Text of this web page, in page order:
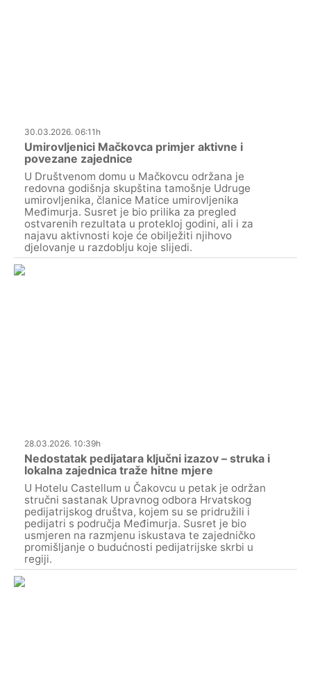
30.03.2026. 06:11h
Umirovljenici Mačkovca primjer aktivne i
povezane zajednice
U Društvenom domu u Mačkovcu održana je
redovna godišnja skupština tamošnje Udruge
umirovljenika, članice Matice umirovljenika
Međimurja. Susret je bio prilika za pregled
ostvarenih rezultata u protekloj godini, ali i za
najavu aktivnosti koje će obilježiti njihovo
djelovanje u razdoblju koje slijedi.
28.03.2026. 10:39h
Nedostatak pedijatara ključni izazov – struka i
lokalna zajednica traže hitne mjere
U Hotelu Castellum u Čakovcu u petak je održan
stručni sastanak Upravnog odbora Hrvatskog
pedijatrijskog društva, kojem su se pridružili i
pedijatri s područja Međimurja. Susret je bio
usmjeren na razmjenu iskustava te zajedničko
promišljanje o budućnosti pedijatrijske skrbi u
regiji.